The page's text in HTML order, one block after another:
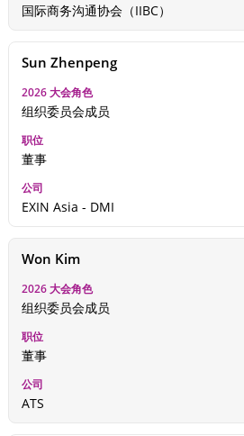
国际商务沟通协会（IIBC）
Sun Zhenpeng
组织委员会成员
董事
EXIN Asia - DMI
Won Kim
组织委员会成员
董事
ATS